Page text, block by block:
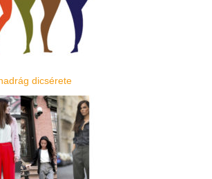
dicsérete